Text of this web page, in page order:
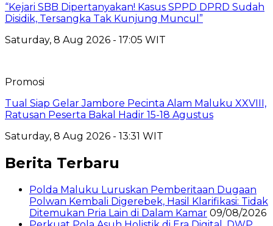
“Kejari SBB Dipertanyakan! Kasus SPPD DPRD Sudah
Disidik, Tersangka Tak Kunjung Muncul”
Saturday, 8 Aug 2026 - 17:05 WIT
Promosi
Tual Siap Gelar Jambore Pecinta Alam Maluku XXVIII,
Ratusan Peserta Bakal Hadir 15-18 Agustus
Saturday, 8 Aug 2026 - 13:31 WIT
Berita Terbaru
Polda Maluku Luruskan Pemberitaan Dugaan
Polwan Kembali Digerebek, Hasil Klarifikasi: Tidak
Ditemukan Pria Lain di Dalam Kamar 09/08/2026